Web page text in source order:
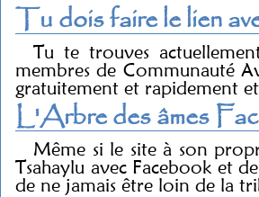
Tu dois faire le lien
Tu te trouves
membres de Communauté
gratuitement et rapidement
L'Arbre des âmes
Même si le site à son
Tsahaylu avec Facebook et
de ne jamais être loin de la